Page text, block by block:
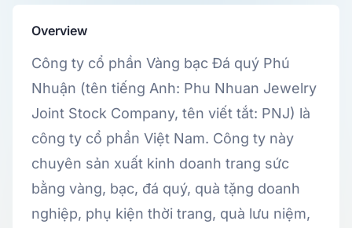
Overview
Công ty cổ phần Vàng bạc Đá quý Phú
Nhuận (tên tiếng Anh: Phu Nhuan Jewelry
Joint Stock Company, tên viết tắt: PNJ) là
công ty cổ phần Việt Nam. Công ty này
chuyên sản xuất kinh doanh trang sức
bằng vàng, bạc, đá quý, quà tặng doanh
nghiệp, phụ kiện thời trang, quà lưu niệm,